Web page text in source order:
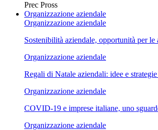
Prec Pross
Organizzazione aziendale
Organizzazione aziendale
Sostenibilità aziendale, opportunità per le
Organizzazione aziendale
Regali di Natale aziendali: idee e
Organizzazione aziendale
COVID-19 e imprese italiane, uno
Organizzazione aziendale